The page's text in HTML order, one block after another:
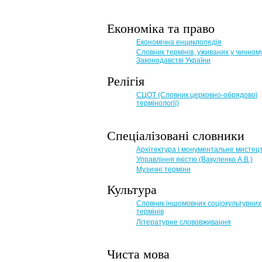
Економіка та право
Eкономічна енциклопедія
Словник термінів, уживаних у
Законодавстві України
Релігія
СЦОТ (Словник церковно-обрядової
термінології)
Спеціалізовані словники
Архітектура і монументальне
Управління якістю (Вакуленко А.В.)
Музичні терміни
Культура
Словник іншомовних соціокультурних
термінів
Літературне слововживання
Чиста мова